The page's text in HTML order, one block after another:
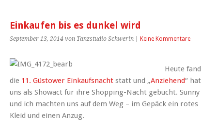
Einkaufen bis es dunkel wird
September 13, 2014 von Tanzstudio Schwerin Keine Kommentare
Heute fand
die 11. Güstower Einkaufsnacht statt und „Anziehend“ hat
uns als Showact für ihre Shopping-Nacht gebucht. Sunny
und ich machten uns auf dem Weg – im Gepäck ein rotes
Kleid und einen Anzug.